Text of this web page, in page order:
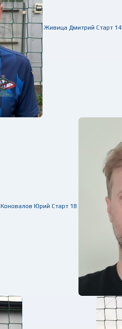
Живица Дмитрий Старт 14
Коновалов Юрий Старт 18